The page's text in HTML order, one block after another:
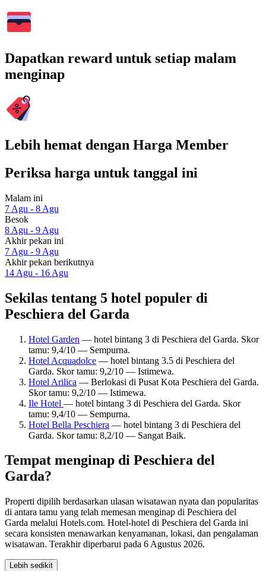
Dapatkan reward untuk setiap malam
menginap
Lebih hemat dengan Harga Member
Periksa harga untuk tanggal ini
Malam ini
7 Agu - 8 Agu
Besok
8 Agu - 9 Agu
Akhir pekan ini
7 Agu - 9 Agu
Akhir pekan berikutnya
14 Agu - 16 Agu
Sekilas tentang 5 hotel populer di
Peschiera del Garda
Hotel Garden — hotel bintang 3 di Peschiera del Garda. Skor
tamu: 9,4/10 — Sempurna.
Hotel Acquadolce — hotel bintang 3.5 di Peschiera del
Garda. Skor tamu: 9,2/10 — Istimewa.
Hotel Arilica — Berlokasi di Pusat Kota Peschiera del Garda.
Skor tamu: 9,2/10 — Istimewa.
Ile Hotel — hotel bintang 3 di Peschiera del Garda. Skor
tamu: 9,4/10 — Sempurna.
Hotel Bella Peschiera — hotel bintang 3 di Peschiera del
Garda. Skor tamu: 8,2/10 — Sangat Baik.
Tempat menginap di Peschiera del
Garda?
Properti dipilih berdasarkan ulasan wisatawan nyata dan popularitas
di antara tamu yang telah memesan menginap di Peschiera del
Garda melalui Hotels.com. Hotel-hotel di Peschiera del Garda ini
secara konsisten menawarkan kenyamanan, lokasi, dan pengalaman
wisatawan. Terakhir diperbarui pada 6 Agustus 2026.
Lebih sedikit